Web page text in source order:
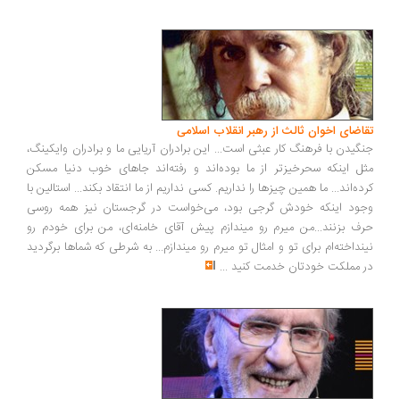
اخوان ثالث از رهبر انقلاب اسلامی
با فرهنگ کار عبثی است... این برادران آریایی ما و برادران وایکینگ،
اینکه سحرخیزتر از ما بوده‌اند و رفته‌اند جاهای خوب دنیا مسکن
ما همین چیزها را نداریم. کسی نداریم از ما انتقاد بکند... استالین با
اینکه خودش گرجی بود، می‌خواست در گرجستان نیز همه روسی
بزنند...من میرم رو میندازم پیش آقای خامنه‌ای، من برای خودم رو
برای تو و امثال تو میرم رو میندازم... به شرطی که شماها برگردید
مملکت خودتان خدمت کنید...